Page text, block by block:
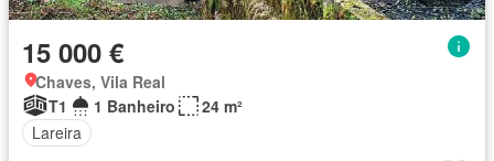
15 000 €
Chaves, Vila Real
T1
1 Banheiro
24 m²
Lareira